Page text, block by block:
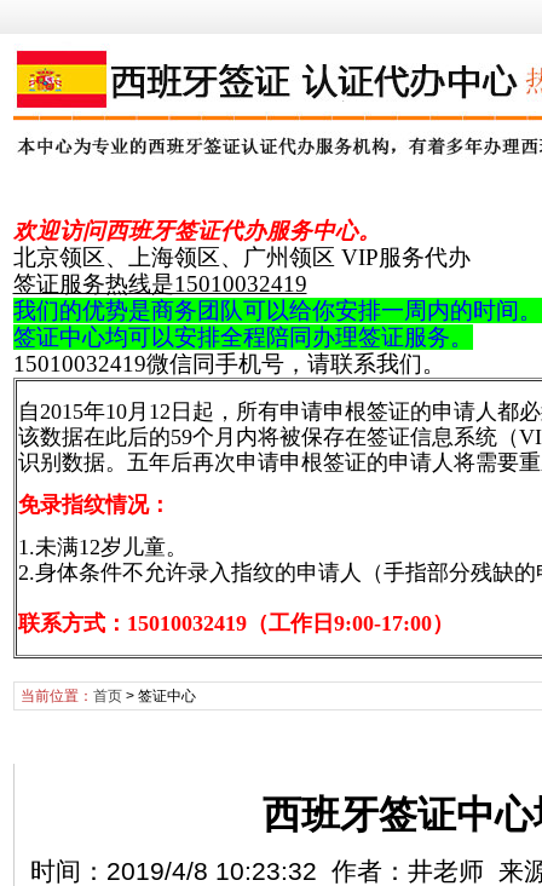
欢迎访问西班牙签证代办服务中心。
北京领区、上海领区、广州领区 VIP服务代办
签证服务热线是15010032419
我们的优势是商务团队可以给你安排一周内的时间
签证中心均可以安排全程陪同办理签证服务。
15010032419微信同手机号，请联系我们。
自2015年10月12日起，所有申请申根签证的申请人都
该数据在此后的59个月内将被保存在签证信息系统（
识别数据。五年后再次申请申根签证的申请人将需要
免录指纹情况：
1.未满12岁儿童。
2.身体条件不允许录入指纹的申请人（手指部分残缺
联系方式：15010032419（工作日9:00-17:00）
当前位置： 首页> 签证中心
西班牙签证中
时间：2019/4/8 10:23:32 作者：井老师 来